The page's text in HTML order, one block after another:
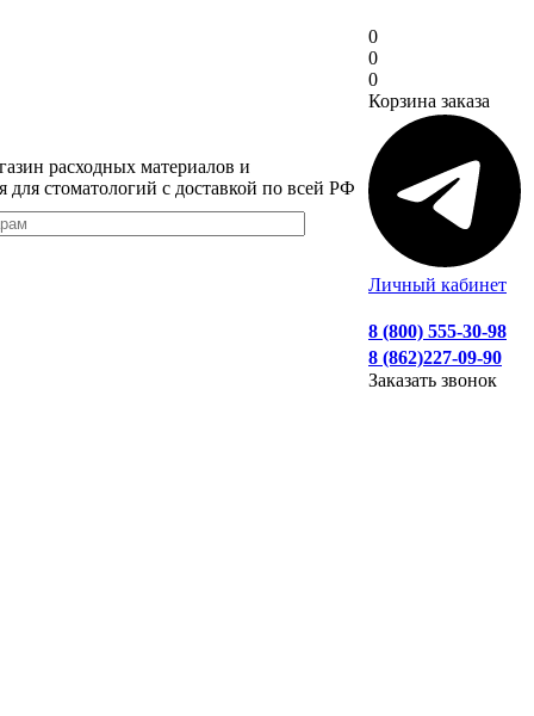
расходных материалов и
для стоматологий с доставкой по всей РФ
0
0
0
Корзина заказа
Личный кабинет
8 (800) 555-30-98
8 (862)227-09-90
Заказать звонок